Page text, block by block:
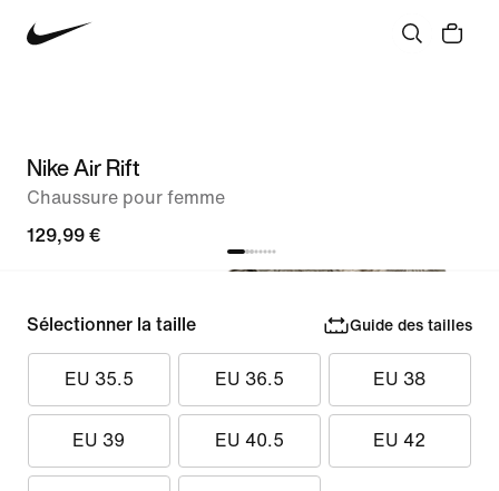
Nike Air Rift
Chaussure pour femme
129,99 €
Sélectionner la taille Guide des tailles
EU 35.5 EU 36.5 EU 38
EU 39 EU 40.5 EU 42